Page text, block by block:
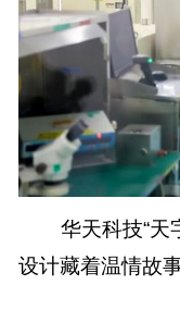
华天科技“天
设计藏着温情故事